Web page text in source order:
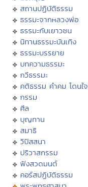
สถานปฏิบัติธรรม
ธรรมะจากหลวงพ่อ
ธรรมะกับเยาวชน
นิทานธรรมะบันเทิง
ธรรมะบรรยาย
บทความธรรมะ
กวีธรรมะ
คติธรรม คำคม โดนใจ
กรรม
ศีล
บุญทาน
สมาธิ
วิปัสสนา
ปริวาสกรรม
ฟังสวดมนต์
คอร์สปฏิบัติธรรม